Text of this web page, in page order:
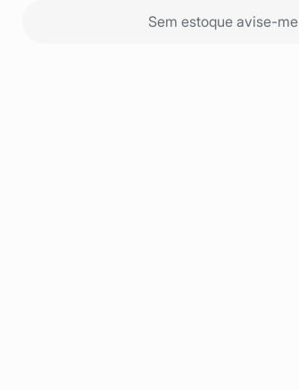
Sem estoque avise-me